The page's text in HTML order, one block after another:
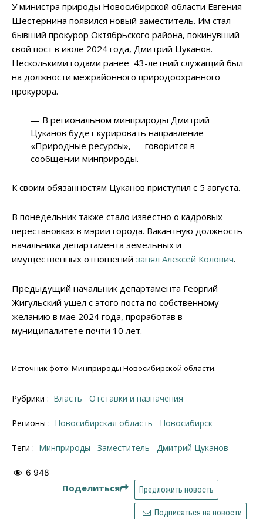
У министра природы Новосибирской области Евгения
Шестернина появился новый заместитель. Им стал
бывший прокурор Октябрьского района, покинувший
свой пост в июле 2024 года, Дмитрий Цуканов.
Несколькими годами ранее 43-летний служащий был
на должности межрайонного природоохранного
прокурора.
— В региональном минприроды Дмитрий
Цуканов будет курировать направление
«Природные ресурсы», — говорится в
сообщении минприроды.
К своим обязанностям Цуканов приступил с 5 августа.
В понедельник также стало известно о кадровых
перестановках в мэрии города. Вакантную должность
начальника департамента земельных и
имущественных отношений занял Алексей Колович.
Предыдущий начальник департамента Георгий
Жигульский ушел с этого поста по собственному
желанию в мае 2024 года, проработав в
муниципалитете почти 10 лет.
Источник фото: Минприроды Новосибирской области.
Рубрики : Власть Отставки и назначения
Регионы : Новосибирская область Новосибирск
Теги : минприроды заместитель Дмитрий Цуканов
6 948
Поделиться Предложить новость
Подписаться на новости